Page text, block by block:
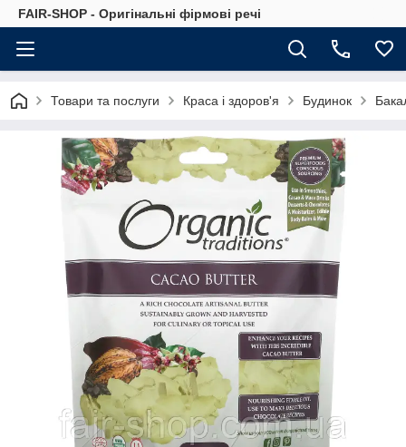
FAIR-SHOP - Оригінальні фірмові речі
Товари та послуги Краса і здоров'я Будинок